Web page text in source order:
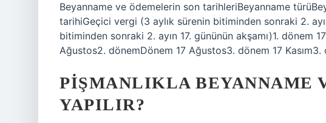
Beyanname ve ödemelerin son tarihleriBeyanname
tarihiGeçici vergi (3 aylık sürenin bitiminden sonraki 2.
bitiminden sonraki 2. ayın 17. gününün akşamı)1. dönem
Ağustos2. dönemDönem 17 Ağustos3. dönem 17 Kasım3.
PIŞMANLIKLA BEYANNAME
YAPILIR?